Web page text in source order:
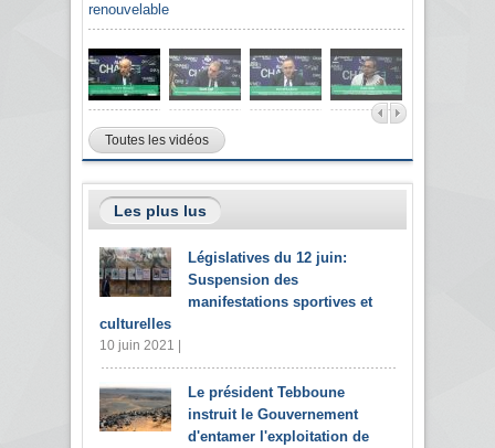
renouvelable
Toutes les vidéos
Les plus lus
Législatives du 12 juin:
Suspension des
manifestations sportives et
culturelles
10 juin 2021 |
Le président Tebboune
instruit le Gouvernement
d'entamer l'exploitation de